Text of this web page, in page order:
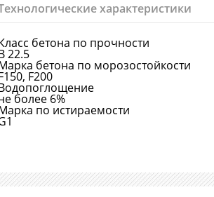
характеристики
бетона по прочности
22.5
бетона по морозостойкости
F200
более 6%
по истираемости